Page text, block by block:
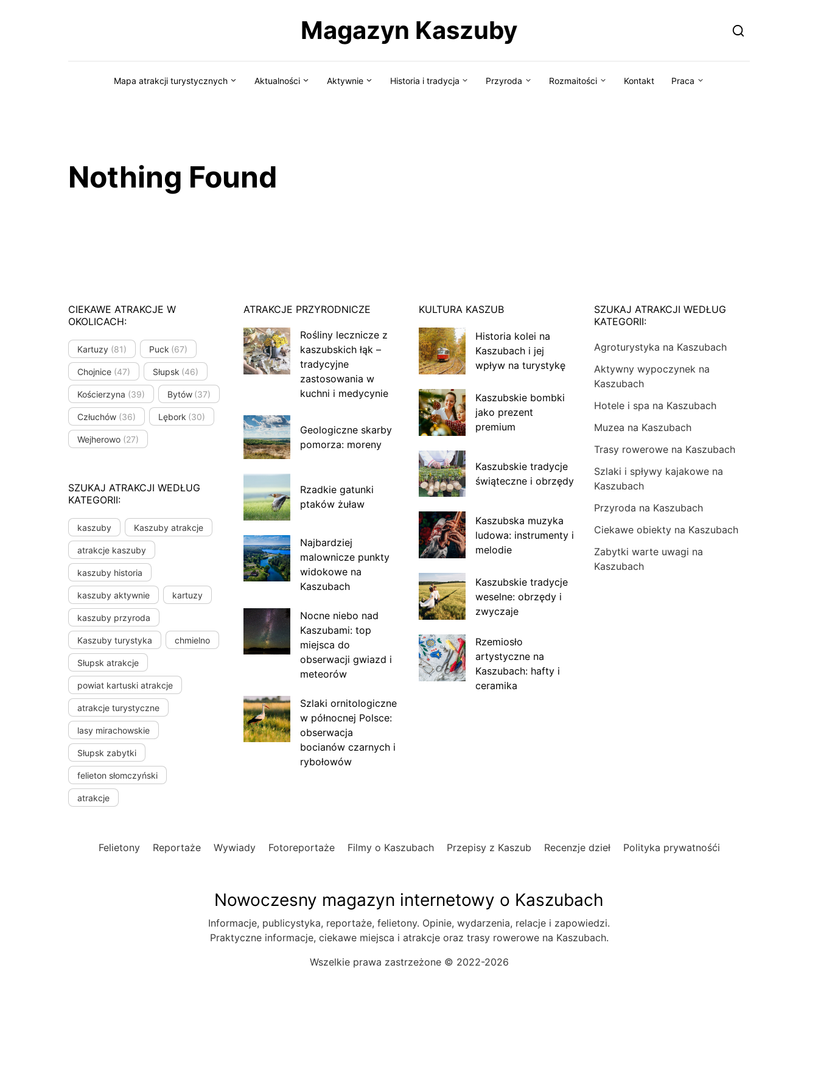
Magazyn Kaszuby
Mapa atrakcji turystycznych Aktualności Aktywnie Historia i tradycja Przyroda Rozmaitości Kontakt Praca
Nothing Found
CIEKAWE ATRAKCJE W
OKOLICACH:
Kartuzy (81) Puck (67)
Chojnice (47) Słupsk (46)
Kościerzyna (39) Bytów (37)
Człuchów (36) Lębork (30)
Wejherowo (27)
SZUKAJ ATRAKCJI WEDŁUG
KATEGORII:
kaszuby Kaszuby atrakcje
atrakcje kaszuby
kaszuby historia
kaszuby aktywnie kartuzy
kaszuby przyroda
Kaszuby turystyka chmielno
Słupsk atrakcje
powiat kartuski atrakcje
atrakcje turystyczne
lasy mirachowskie
Słupsk zabytki
felieton słomczyński
atrakcje
ATRAKCJE PRZYRODNICZE
Rośliny lecznicze z
kaszubskich łąk –
tradycyjne
zastosowania w
kuchni i medycynie
Geologiczne skarby
pomorza: moreny
Rzadkie gatunki
ptaków żuław
Najbardziej
malownicze punkty
widokowe na
Kaszubach
Nocne niebo nad
Kaszubami: top
miejsca do
obserwacji gwiazd i
meteorów
Szlaki ornitologiczne
w północnej Polsce:
obserwacja
bocianów czarnych i
rybołowów
KULTURA KASZUB
Historia kolei na
Kaszubach i jej
wpływ na turystykę
Kaszubskie bombki
jako prezent
premium
Kaszubskie tradycje
świąteczne i obrzędy
Kaszubska muzyka
ludowa: instrumenty i
melodie
Kaszubskie tradycje
weselne: obrzędy i
zwyczaje
Rzemiosło
artystyczne na
Kaszubach: hafty i
ceramika
SZUKAJ ATRAKCJI WEDŁUG
KATEGORII:
Agroturystyka na Kaszubach
Aktywny wypoczynek na
Kaszubach
Hotele i spa na Kaszubach
Muzea na Kaszubach
Trasy rowerowe na Kaszubach
Szlaki i spływy kajakowe na
Kaszubach
Przyroda na Kaszubach
Ciekawe obiekty na Kaszubach
Zabytki warte uwagi na
Kaszubach
Felietony Reportaże Wywiady Fotoreportaże Filmy o Kaszubach Przepisy z Kaszub Recenzje dzieł Polityka prywatnośći
Nowoczesny magazyn internetowy o Kaszubach
Informacje, publicystyka, reportaże, felietony. Opinie, wydarzenia, relacje i zapowiedzi.
Praktyczne informacje, ciekawe miejsca i atrakcje oraz trasy rowerowe na Kaszubach.
Wszelkie prawa zastrzeżone © 2022-2026